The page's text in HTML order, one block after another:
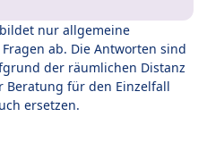
nur allgemeine
ab. Die Antworten sind
der räumlichen Distanz
Beratung für den Einzelfall
ersetzen.